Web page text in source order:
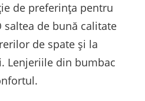
de preferința pentru
de bună calitate
de spate și la
Lenjeriile din bumbac